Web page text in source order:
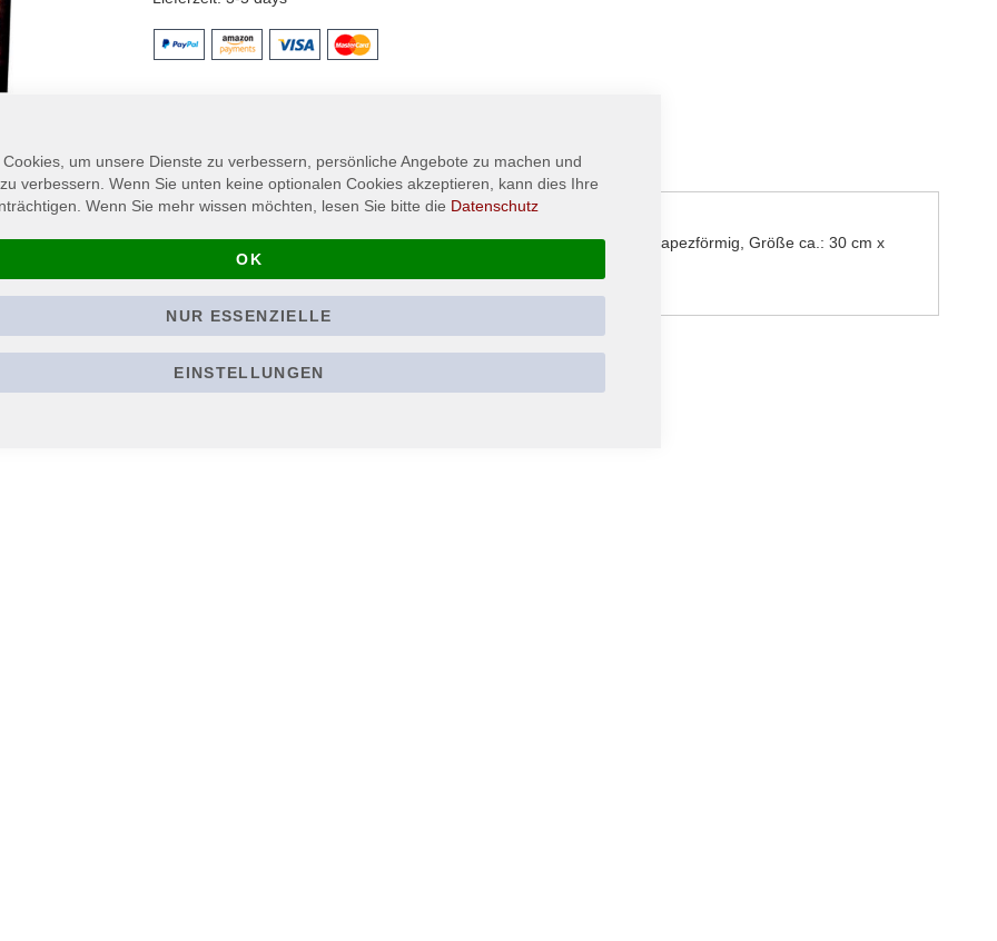
Backpatch genannt für Jacken oder anderen Textilien. Material: 100% Polyester, Form: Trapezförmig, Größe ca.: 30 cm x
um unsere Dienste zu verbessern, persönliche Angebote zu machen und
verbessern. Wenn Sie unten keine optionalen Cookies akzeptieren, kann dies Ihre
Wenn Sie mehr wissen möchten, lesen Sie bitte die Datenschutz
OK
NUR ESSENZIELLE
EINSTELLUNGEN